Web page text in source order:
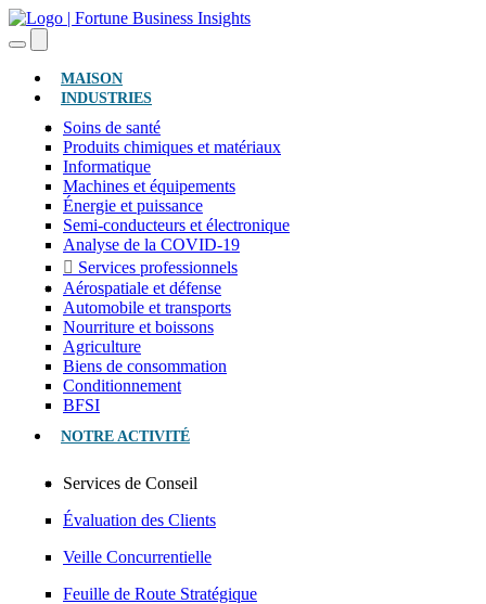
MAISON(ACTUEL)
INDUSTRIES
Soins de santé
Produits chimiques et matériaux
Informatique
Machines et équipements
Énergie et puissance
Semi-conducteurs et électronique
Analyse de la COVID-19
Services professionnels
Aérospatiale et défense
Automobile et transports
Nourriture et boissons
Agriculture
Biens de consommation
Conditionnement
BFSI
NOTRE ACTIVITÉ
Services de Conseil
Évaluation des Clients
Veille Concurrentielle
Feuille de Route Stratégique